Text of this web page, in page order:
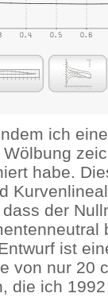
ich
habe.
der
ist
von nur 20
die ich